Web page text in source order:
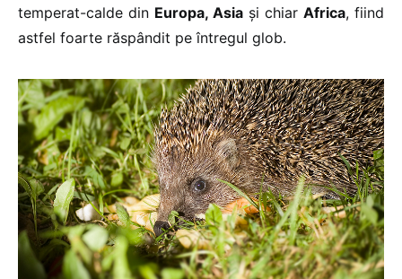
temperat-calde din Europa, Asia şi chiar Africa, fiind
astfel foarte răspândit pe întregul glob.